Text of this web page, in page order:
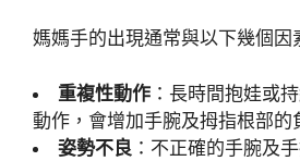
媽媽手的出現通常與以下幾個因
重複性動作 ：長時間抱娃或
動作，會增加手腕及拇指根部的
姿勢不良 ：不正確的手腕及